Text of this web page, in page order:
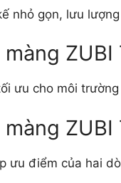
nhỏ gọn, lưu
màng ZUBI
ưu cho môi
màng
ưu điểm của hai